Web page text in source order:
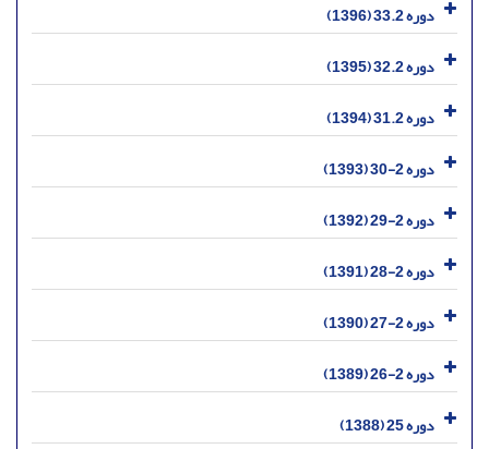
دوره 33.2 (1396)
دوره 32.2 (1395)
دوره 31.2 (1394)
دوره 2-30 (1393)
دوره 2-29 (1392)
دوره 2-28 (1391)
دوره 2-27 (1390)
دوره 2-26 (1389)
دوره 25 (1388)